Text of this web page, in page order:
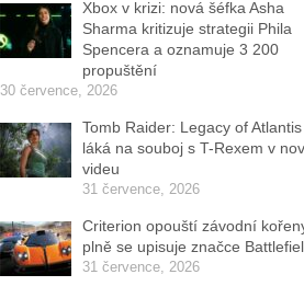
Xbox v krizi: nová šéfka Asha
Sharma kritizuje strategii Phila
Spencera a oznamuje 3 200
propuštění
30 července, 2026
Tomb Raider: Legacy of Atlantis
láká na souboj s T-Rexem v
videu
31 července, 2026
Criterion opouští závodní
plně se upisuje značce
31 července, 2026